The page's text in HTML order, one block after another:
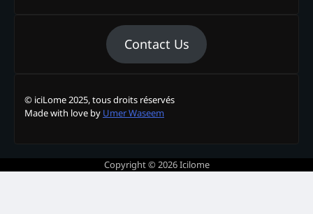
Contact Us
© iciLome 2025, tous droits réservés
Made with love by Umer Waseem
Copyright © 2026Icilome